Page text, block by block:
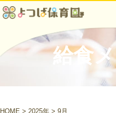
給食
HOME > 2025年 > 9月